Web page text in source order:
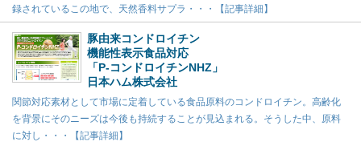
録されているこの地で、天然香料サプラ・・・【記事詳細】
豚由来コンドロイチン
機能性表示食品対応
「P-コンドロイチンNHZ」
日本ハム株式会社
関節対応素材として市場に定着している食品原料のコンドロイチン。高齢化
を背景にそのニーズは今後も持続することが見込まれる。そうした中、原料
に対し・・・【記事詳細】